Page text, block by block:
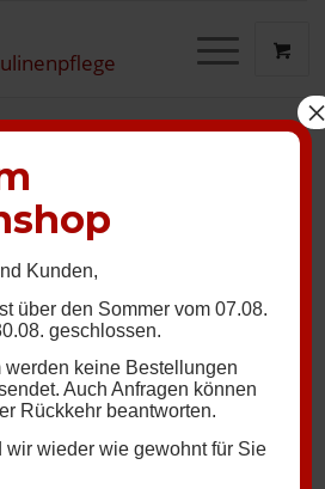
Neuigkeiten
Kunden,
über den Sommer vom 07.08.
geschlossen.
werden keine Bestellungen
Auch Anfragen können
Rückkehr beantworten.
wir wieder wie gewohnt für Sie